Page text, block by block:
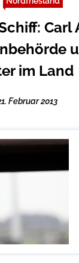
Carl
im Land
Februar 2013